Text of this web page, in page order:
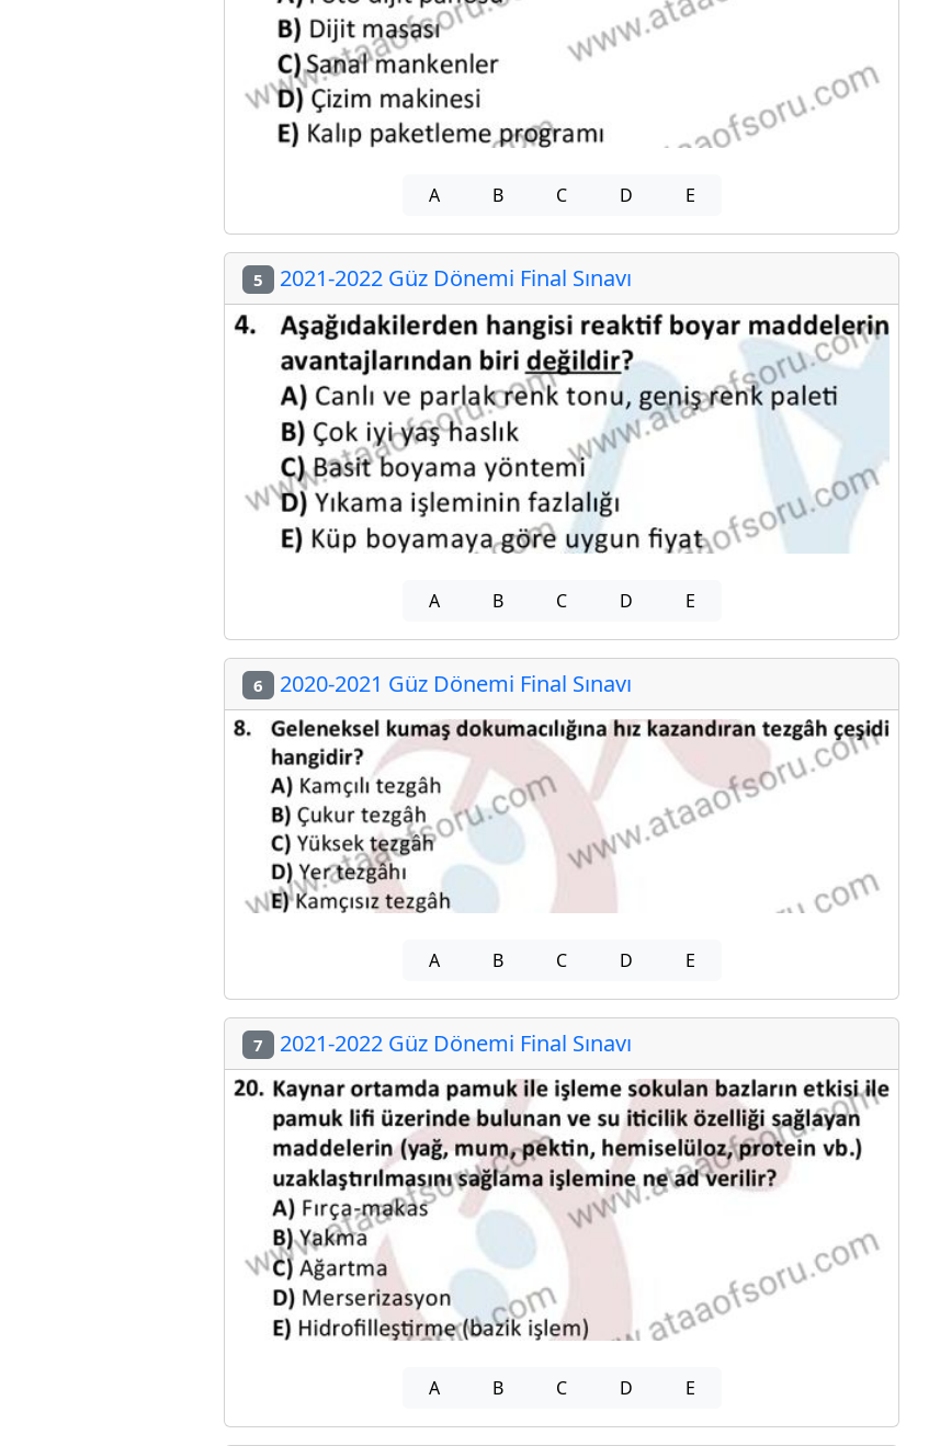
A B C D E
5 2021-2022 Güz Dönemi Final Sınavı
A B C D E
6 2020-2021 Güz Dönemi Final Sınavı
A B C D E
7 2021-2022 Güz Dönemi Final Sınavı
A B C D E